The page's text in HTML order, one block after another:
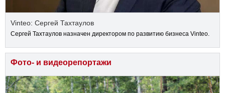
Vinteo: Сергей Тахтаулов
Сергей Тахтаулов назначен директором по развитию бизнеса Vinteo.
Фото- и видеорепортажи